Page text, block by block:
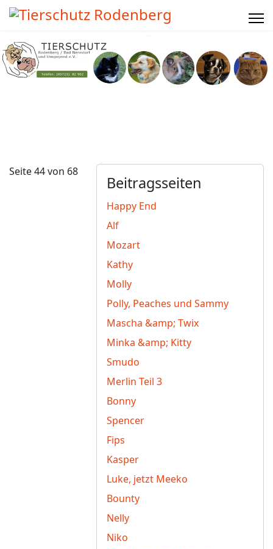
Beitragsseiten
Happy End
Alf
Mozart
Kathy
Molly
Polly, Peaches und Sammy
Mascha &amp; Twix
Minka &amp; Kitty
Smudo
Merlin Teil 3
Bonny
Spencer
Fips
Kasper
Luke, jetzt Meeko
Bounty
Nelly
Niko
Seite 44 von 68